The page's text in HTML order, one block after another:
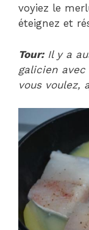
voyiez le
éteignez et
Tour:Il y a
galicien
vous voulez,